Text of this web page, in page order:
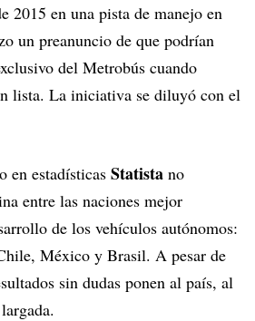
2015 en una pista de manejo en
un preanuncio de que podrían
del Metrobús cuando
lista. La iniciativa se diluyó con el
en estadísticas Statista no
entre las naciones mejor
de los vehículos autónomos:
México y Brasil. A pesar de
sin dudas ponen al país, al